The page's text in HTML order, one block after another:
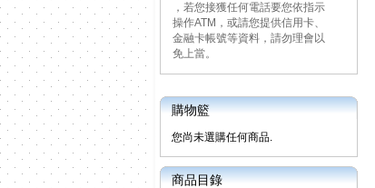
，若您接獲任何電話要您依指示
操作ATM，或請您提供信用卡、
金融卡帳號等資料，請勿理會以
免上當。
購物籃
您尚未選購任何商品.
商品目錄